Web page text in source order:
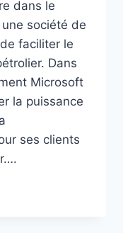
dans le
société de
faciliter le
Dans
Microsoft
la puissance
ses clients